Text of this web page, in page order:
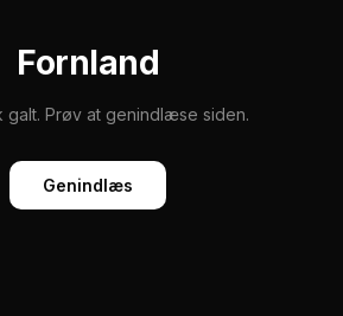
Fornland
galt. Prøv at genindlæse siden.
Genindlæs